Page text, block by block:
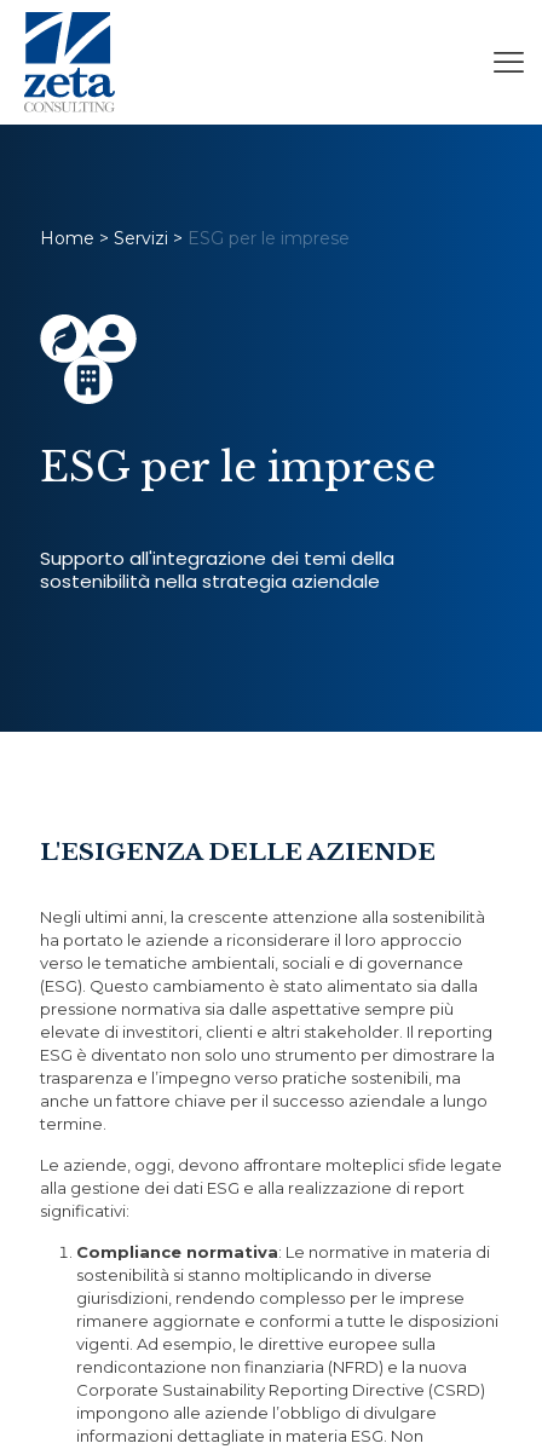
Home > Servizi > ESG per le imprese
ESG per le imprese
Supporto all'integrazione dei temi della
sostenibilità nella strategia aziendale
L'ESIGENZA DELLE AZIENDE
Negli ultimi anni, la crescente attenzione alla sostenibilità
ha portato le aziende a riconsiderare il loro approccio
verso le tematiche ambientali, sociali e di governance
(ESG). Questo cambiamento è stato alimentato sia dalla
pressione normativa sia dalle aspettative sempre più
elevate di investitori, clienti e altri stakeholder. Il reporting
ESG è diventato non solo uno strumento per dimostrare la
trasparenza e l’impegno verso pratiche sostenibili, ma
anche un fattore chiave per il successo aziendale a lungo
termine.
Le aziende, oggi, devono affrontare molteplici sfide legate
alla gestione dei dati ESG e alla realizzazione di report
significativi:
Compliance normativa: Le normative in materia di
sostenibilità si stanno moltiplicando in diverse
giurisdizioni, rendendo complesso per le imprese
rimanere aggiornate e conformi a tutte le disposizioni
vigenti. Ad esempio, le direttive europee sulla
rendicontazione non finanziaria (NFRD) e la nuova
Corporate Sustainability Reporting Directive (CSRD)
impongono alle aziende l’obbligo di divulgare
informazioni dettagliate in materia ESG. Non